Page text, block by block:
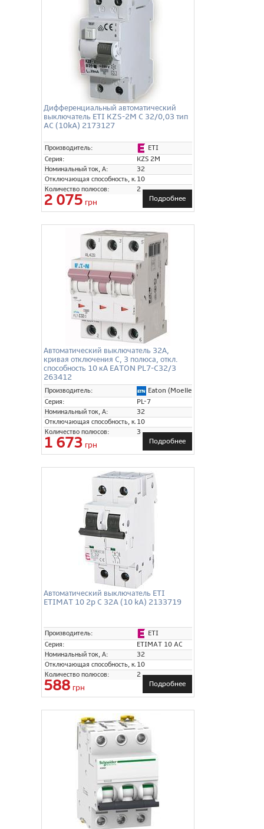
Дифференциальный автоматический
выключатель ETI KZS-2M C 32/0,03 тип
AC (10kA) 2173127
Производитель:
ETI
Серия:
KZS 2M
Номинальный ток, А:
32
Отключающая способность, кА:10
Количество полюсов:
2
2 075 грн Подробнее
Автоматический выключатель 32А,
кривая отключения C, 3 полюса, откл.
способность 10 кА EATON PL7-C32/3
263412
Производитель:
Eaton (Moeller)
Серия:
PL-7
Номинальный ток, А:
32
Отключающая способность, кА:10
Количество полюсов:
3
1 673 грн Подробнее
Автоматический выключатель ETI
ETIMAT 10 2p C 32A (10 kA) 2133719
Производитель:
ETI
Серия:
ETIMAT 10 AC
Номинальный ток, А:
32
Отключающая способность, кА:10
Количество полюсов:
2
588 грн Подробнее